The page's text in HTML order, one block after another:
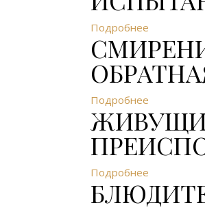
Подробнее
Подробнее
Подробнее